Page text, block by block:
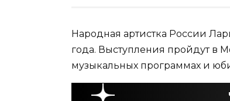
Народная артистка России
года. Выступления пройдут в
музыкальных программах и